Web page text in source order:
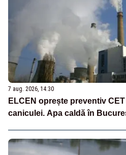
7 aug. 2026, 14:30
ELCEN oprește preventiv
caniculei. Apa caldă în